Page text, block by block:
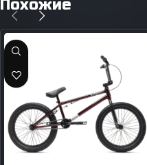
Похожие